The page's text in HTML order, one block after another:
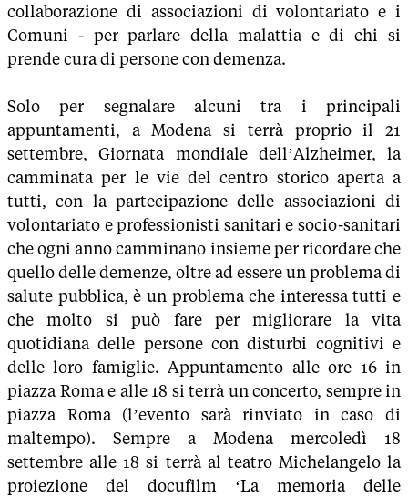
collaborazione di associazioni di volontariato e i
Comuni - per parlare della malattia e di chi si
prende cura di persone con demenza.
Solo per segnalare alcuni tra i principali
appuntamenti, a Modena si terrà proprio il 21
settembre, Giornata mondiale dell’Alzheimer, la
camminata per le vie del centro storico aperta a
tutti, con la partecipazione delle associazioni di
volontariato e professionisti sanitari e socio-sanitari
che ogni anno camminano insieme per ricordare che
quello delle demenze, oltre ad essere un problema di
salute pubblica, è un problema che interessa tutti e
che molto si può fare per migliorare la vita
quotidiana delle persone con disturbi cognitivi e
delle loro famiglie. Appuntamento alle ore 16 in
piazza Roma e alle 18 si terrà un concerto, sempre in
piazza Roma (l’evento sarà rinviato in caso di
maltempo). Sempre a Modena mercoledì 18
settembre alle 18 si terrà al teatro Michelangelo la
proiezione del docufilm ‘La memoria delle